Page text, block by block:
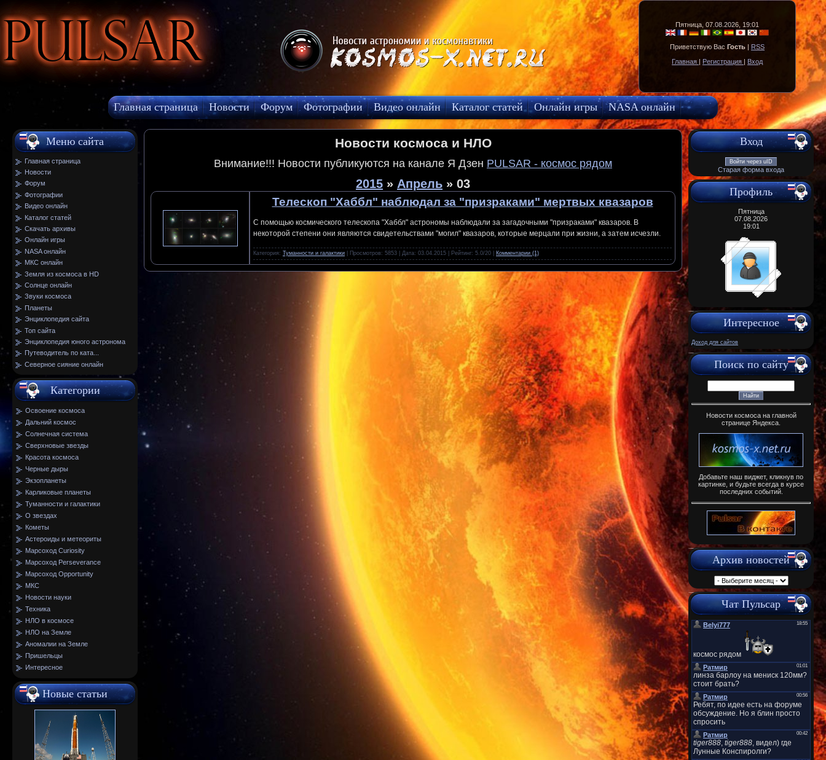
Pulsar Пятница, 07.08.2026, 19:01
Приветствую Вас Гость | RSS
Главная | Регистрация | Вход
Главная страница Новости Форум Фотографии Видео онлайн Каталог статей Онлайн игры
NASA онлайн
МКС онлайн
Меню сайта
Главная страница
Новости
Форум
Фотографии
Видео онлайн
Каталог статей
Скачать архивы
Онлайн игры
NASA онлайн
МКС онлайн
Земля из космоса в HD
Солнце онлайн
Звуки космоса
Планеты
Энциклопедия сайта
Топ сайта
Энциклопедия юного астронома
Путеводитель по ката...
Северное сияние онлайн
Категории
Освоение космоса
Дальний космос
Солнечная система
Сверхновые звезды
Красота космоса
Черные дыры
Экзопланеты
Карликовые планеты
Туманности и галактики
О звездах
Кометы
Астероиды и метеориты
Марсоход Curiosity
Марсоход Perseverance
Марсоход Opportunity
МКС
Новости науки
Техника
НЛО в космосе
НЛО на Земле
Аномалии на Земле
Пришельцы
Интересное
Новые статьи
Новости космоса и НЛО
Внимание!!! Новости публикуются на канале Я Дзен PULSAR - космос рядом
2015 » Апрель » 03
Телескоп "Хаббл" наблюдал за "призраками" мертвых квазаров
С помощью космического телескопа "Хаббл" астрономы наблюдали за загадочными "призраками" квазаров. В
некоторой степени они являются свидетельствами "могил" квазаров, которые мерцали при жизни, а затем исчезли.
Категория: Туманности и галактики | Просмотров: 5853 | Дата: 03.04.2015 | Рейтинг: 5.0/20 | Комментарии (1)
Вход
Войти через uID
Старая форма входа
Профиль
Пятница
07.08.2026
19:01
Интересное
Доход для сайтов
Поиск по сайту
Новости космоса на главной
странице Яндекса.
Добавьте наш виджет, кликнув по
картинке, и будьте всегда в курсе
последних событий.
Архив новостей
Чат Пульсар